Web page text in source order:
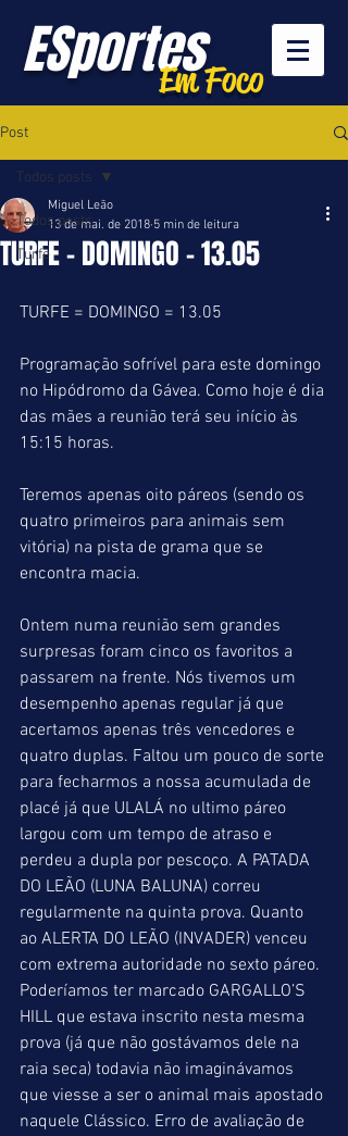
ESportesEm Foco
Post
Todos posts
Turfe
Todos posts
TURFE - DOMINGO - 13.05
Miguel Leão
13 de mai. de 2018 5 min de leitura
TURFE = DOMINGO = 13.05
Programação sofrível para este domingo
no Hipódromo da Gávea. Como hoje é dia
das mães a reunião terá seu início às
15:15 horas.
Teremos apenas oito páreos (sendo os
quatro primeiros para animais sem
vitória) na pista de grama que se
encontra macia.
Ontem numa reunião sem grandes
surpresas foram cinco os favoritos a
passarem na frente. Nós tivemos um
desempenho apenas regular já que
acertamos apenas três vencedores e
quatro duplas. Faltou um pouco de sorte
para fecharmos a nossa acumulada de
placé já que ULALÁ no ultimo páreo
largou com um tempo de atraso e
perdeu a dupla por pescoço. A PATADA
DO LEÃO (LUNA BALUNA) correu
regularmente na quinta prova. Quanto
ao ALERTA DO LEÃO (INVADER) venceu
com extrema autoridade no sexto páreo.
Poderíamos ter marcado GARGALLO’S
HILL que estava inscrito nesta mesma
prova (já que não gostávamos dele na
raia seca) todavia não imaginávamos
que viesse a ser o animal mais apostado
naquele Clássico. Erro de avaliação de